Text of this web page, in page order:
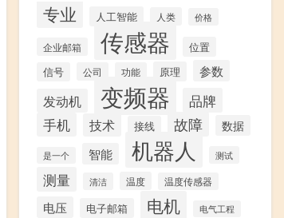
专业 人工智能 人类 价格
企业邮箱 传感器 位置
信号 公司 功能 原理 参数
发动机 变频器 品牌
手机 技术 接线 故障 数据
是一个 智能 机器人 测试
测量 清洁 温度 温度传感器
电压 电子邮箱 电机 电气工程